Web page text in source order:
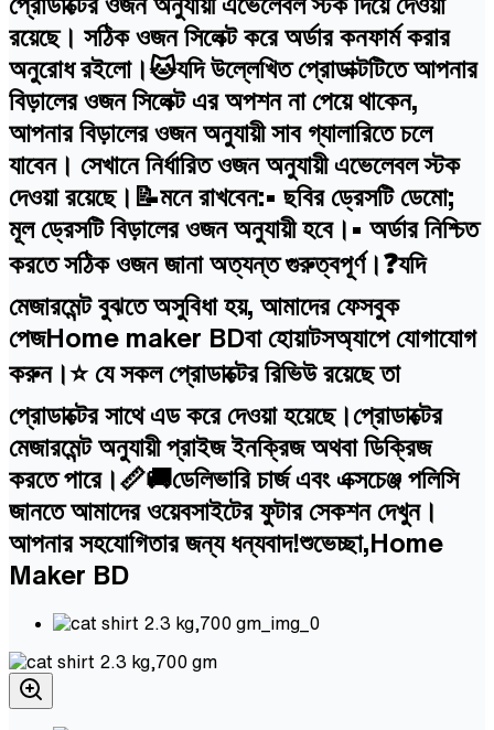
রয়েছে। সঠিক ওজন সিলেক্ট করে অর্ডার কনফার্ম করার
অনুরোধ রইলো।🐱যদি উল্লেখিত প্রোডাক্টটিতে আপনার
বিড়ালের ওজন সিলেক্ট এর অপশন না পেয়ে থাকেন,
আপনার বিড়ালের ওজন অনুযায়ী সাব গ্যালারিতে চলে
যাবেন। সেখানে নির্ধারিত ওজন অনুযায়ী এভেলেবল স্টক
দেওয়া রয়েছে।📝মনে রাখবেন:• ছবির ড্রেসটি ডেমো;
মূল ড্রেসটি বিড়ালের ওজন অনুযায়ী হবে।• অর্ডার নিশ্চিত
করতে সঠিক ওজন জানা অত্যন্ত গুরুত্বপূর্ণ।❓যদি
মেজারমেন্ট বুঝতে অসুবিধা হয়, আমাদের ফেসবুক
পেজHome maker BDবা হোয়াটসঅ্যাপে যোগাযোগ
করুন।⭐ যে সকল প্রোডাক্টের রিভিউ রয়েছে তা
প্রোডাক্টের সাথে এড করে দেওয়া হয়েছে।প্রোডাক্টের
মেজারমেন্ট অনুযায়ী প্রাইজ ইনক্রিজ অথবা ডিক্রিজ
করতে পারে।📏🚚ডেলিভারি চার্জ এবং এক্সচেঞ্জ পলিসি
জানতে আমাদের ওয়েবসাইটের ফুটার সেকশন দেখুন।
আপনার সহযোগিতার জন্য ধন্যবাদ!শুভেচ্ছা,Home
Maker BD